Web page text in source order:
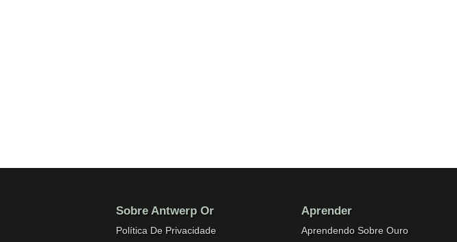
Sobre Antwerp Or
Política De Privacidade
Aprender
Aprendendo Sobre Ouro